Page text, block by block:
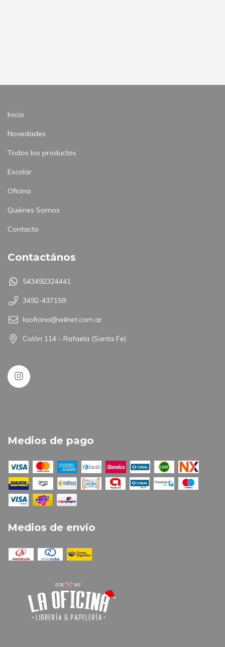
Inicio
Novedades
Todos los productos
Escolar
Oficina
Quiénes Somos
Contacto
Contactános
543492324441
3492-437159
laoficina@wilnet.com.ar
Colón 114 - Rafaela (Santa Fe)
Medios de pago
Medios de envío